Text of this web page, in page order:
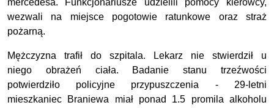
mercedesa. Funkcjonariusze udzielili pomocy kierowcy,
wezwali na miejsce pogotowie ratunkowe oraz straż
pożarną.
Mężczyzna trafił do szpitala. Lekarz nie stwierdził u
niego obrażeń ciała. Badanie stanu trzeźwości
potwierdziło policyjne przypuszczenia - 29-letni
mieszkaniec Braniewa miał ponad 1.5 promila alkoholu